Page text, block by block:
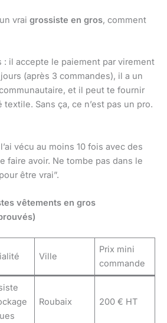
vrai grossiste en gros, comment
: il accepte le paiement par virement
(après 3 commandes), il a un
et il peut te fournir
Sans ça, ce n’est pas un pro.
vécu au moins 10 fois avec des
faire avoir. Ne tombe pas dans le
être vrai”.
vêtements en gros
Ville
Prix mini
commande
Roubaix 200 € HT